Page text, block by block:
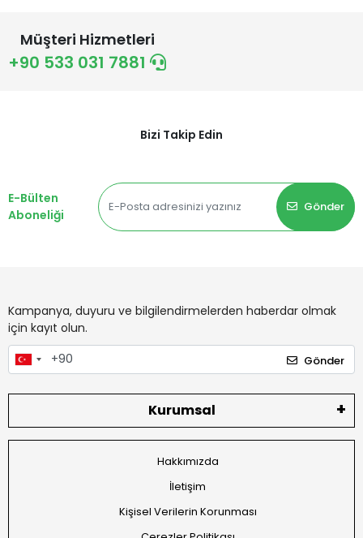
Müşteri Hizmetleri
+90 533 031 7881
Bizi Takip Edin
E-Bülten
Aboneliği
Gönder
Kampanya, duyuru ve bilgilendirmelerden haberdar olmak
için kayıt olun.
Gönder
Kurumsal
Hakkımızda
İletişim
Kişisel Verilerin Korunması